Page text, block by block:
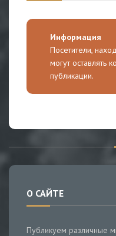
Информация
Посетители,
могут оставлять
публикации.
О САЙТЕ
Публикуем различные